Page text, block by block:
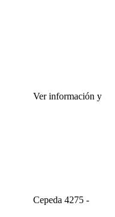
Ver información y
Cepeda 4275 -